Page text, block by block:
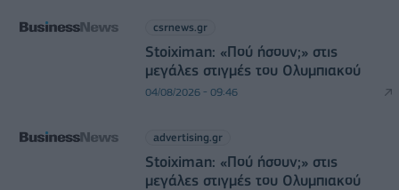
csrnews.gr
Stoiximan: «Πού ήσουν;» στις
μεγάλες στιγμές του Ολυμπιακού
04/08/2026 - 09:46
advertising.gr
Stoiximan: «Πού ήσουν;» στις
μεγάλες στιγμές του Ολυμπιακού